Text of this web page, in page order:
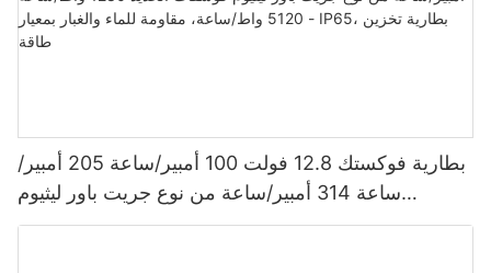
بطارية فوكستك 12.8 فولت 100 أمبير/ساعة 205 أمبير/
ساعة 314 أمبير/ساعة من نوع جريت باور ليثيوم
فوسفات الحديد 1280 واط/ساعة - 5120 واط/ساعة،